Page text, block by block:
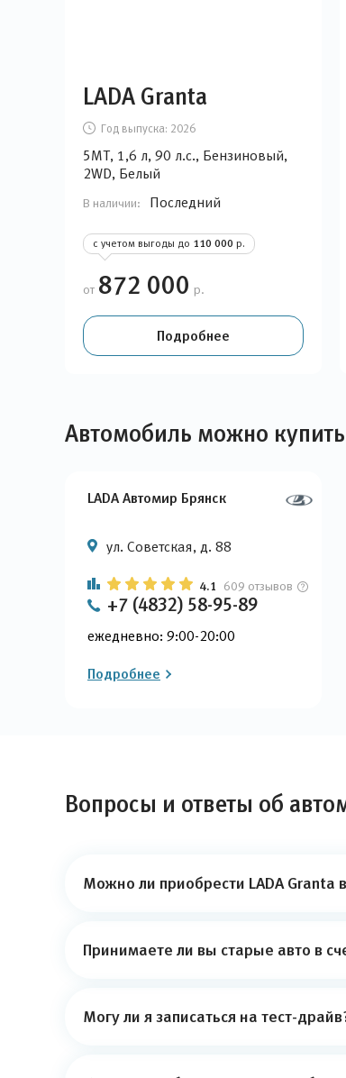
LADA Granta
Год выпуска: 2026
5MT, 1,6 л, 90 л.с., Бензиновый,
2WD, Белый
В наличии: Последний
с учетом выгоды до 110 000 р.
от 872 000 р.
Подробнее
Автомобиль можно
LADA Автомир Брянск
ул. Советская, д. 88
4.1 609 отзывов
+7 (4832) 58-95-89
ежедневно: 9:00-20:00
Подробнее
Вопросы и ответы об
Можно ли приобрести LADA Granta
Принимаете ли вы старые авто в
Могу ли я записаться на тест-